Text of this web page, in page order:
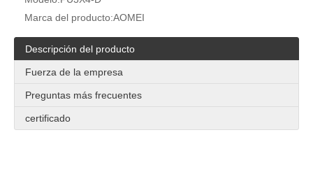
Marca del producto:AOMEI
Descripción del producto
Fuerza de la empresa
Preguntas más frecuentes
certificado